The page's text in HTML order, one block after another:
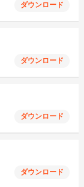
ダウンロード
ダウンロード
ダウンロード
ダウンロード